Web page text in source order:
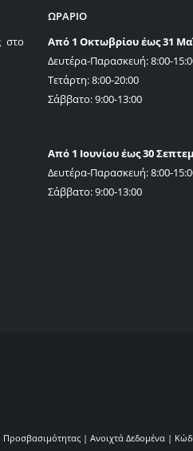
στο
ΩΡΑΡΙΟ
Από 1 Οκτωβρίου έως 31
Δευτέρα-Παρασκευή: 8:00-
Τετάρτη: 8:00-20:00
Σάββατο: 9:00-13:00
Από 1 Ιουνίου έως 30
Δευτέρα-Παρασκευή: 8:00-
Σάββατο: 9:00-13:00
| Ανοιχτά Δεδομένα |